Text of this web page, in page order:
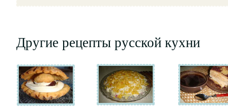
Другие рецепты русской кухни